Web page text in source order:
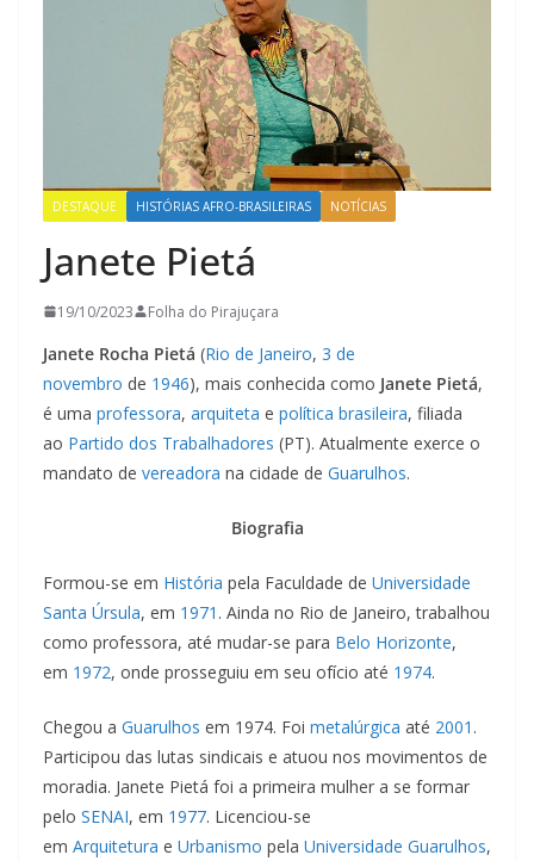
DESTAQUE HISTÓRIAS AFRO-BRASILEIRAS NOTÍCIAS
Janete Pietá
19/10/2023 Folha do Pirajuçara
Janete Rocha Pietá (Rio de Janeiro, 3 de
novembro de 1946), mais conhecida como Janete Pietá,
é uma professora, arquiteta e política brasileira, filiada
ao Partido dos Trabalhadores (PT). Atualmente exerce o
mandato de vereadora na cidade de Guarulhos.
Biografia
Formou-se em História pela Faculdade de Universidade
Santa Úrsula, em 1971 . Ainda no Rio de Janeiro, trabalhou
como professora, até mudar-se para Belo Horizonte,
em 1972, onde prosseguiu em seu ofício até 1974.
Chegou a Guarulhos em 1974. Foi metalúrgica até 2001 .
Participou das lutas sindicais e atuou nos movimentos de
moradia. Janete Pietá foi a primeira mulher a se formar
pelo SENAI, em 1977. Licenciou-se
em Arquitetura e Urbanismo pela Universidade Guarulhos,